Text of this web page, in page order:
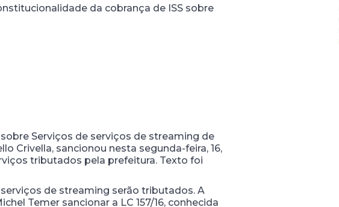
da cobrança de ISS sobre
Serviços de serviços de streaming de
Crivella, sancionou nesta segunda-feira, 16,
tributados pela prefeitura. Texto foi
de streaming serão tributados. A
Temer sancionar a LC 157/16, conhecida